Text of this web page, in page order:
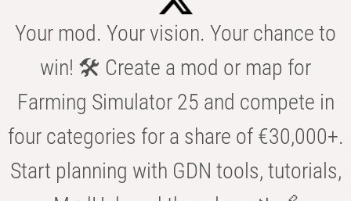
Your mod. Your vision. Your chance to
win! 🛠️ Create a mod or map for
Farming Simulator 25 and compete in
four categories for a share of €30,000+.
Start planning with GDN tools, tutorials,